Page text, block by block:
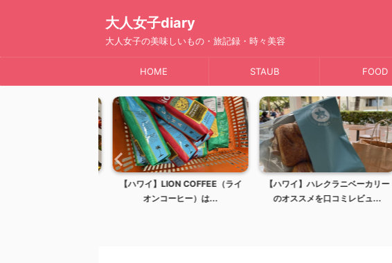
大人女子diary
大人女子の美味しいもの・旅記録・時々美容
HOME STAUB FOOD
【ハワイ】LION COFFEE（ライ
オンコーヒー）は...
【ハワイ】ハレクラニベーカリー
のオススメを口コミレビュ...